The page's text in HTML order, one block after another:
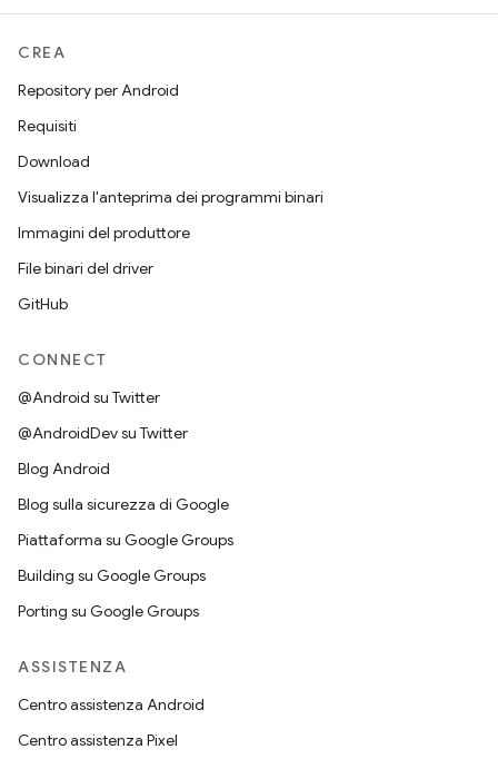
CREA
Repository per Android
Requisiti
Download
Visualizza l'anteprima dei programmi binari
Immagini del produttore
File binari del driver
GitHub
CONNECT
@Android su Twitter
@AndroidDev su Twitter
Blog Android
Blog sulla sicurezza di Google
Piattaforma su Google Groups
Building su Google Groups
Porting su Google Groups
ASSISTENZA
Centro assistenza Android
Centro assistenza Pixel